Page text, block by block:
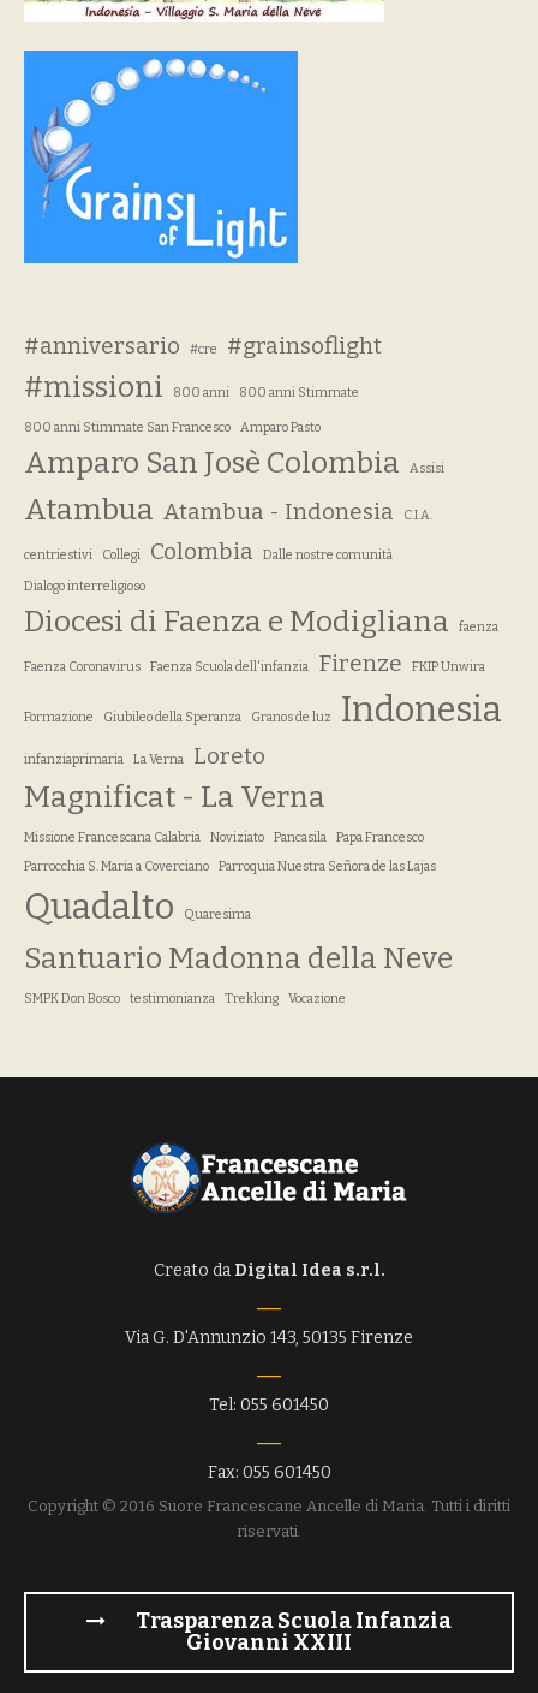
#anniversario #cre #grainsoflight
#missioni 800 anni 800 anni Stimmate
800 anni Stimmate San Francesco Amparo Pasto
Amparo San Josè Colombia Assisi
Atambua Atambua - Indonesia C.I.A.
centriestivi Collegi Colombia
Dalle nostre comunità
Dialogo interreligioso
Diocesi di Faenza e Modigliana faenza
Faenza Coronavirus Faenza Scuola dell'infanzia Firenze FKIP Unwira
Formazione Giubileo della Speranza Granos de luz Indonesia
infanziaprimaria La Verna Loreto
Magnificat - La Verna
Missione Francescana Calabria Noviziato Pancasila
Papa Francesco
Parrocchia S. Maria a Coverciano
Parroquia Nuestra Señora de las Lajas
Quadalto Quaresima
Santuario Madonna della Neve
SMPK Don Bosco testimonianza Trekking Vocazione
Creato da Digital Idea s.r.l.
Via G. D'Annunzio 143, 50135 Firenze
Tel: 055 601450
Fax: 055 601450
Copyright © 2016 Suore Francescane Ancelle di Maria. Tutti i diritti
riservati.
Trasparenza Scuola Infanzia
Giovanni XXIII